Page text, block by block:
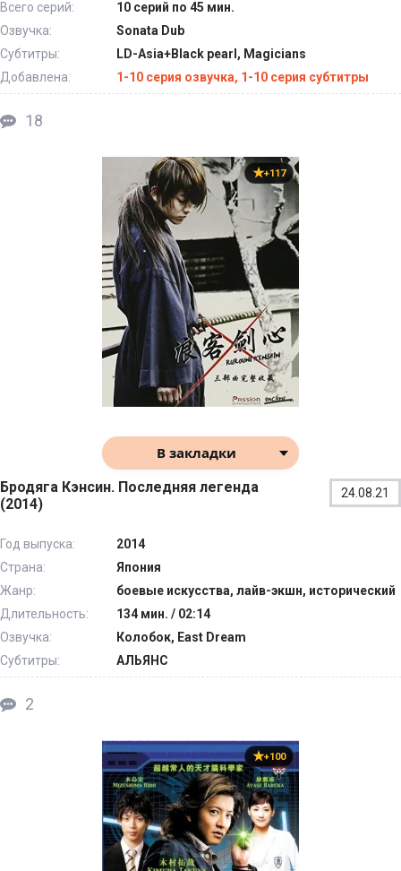
Всего серий:
10 серий по 45 мин.
Озвучка:
Sonata Dub
Субтитры:
LD-Asia+Black pearl, Magicians
Добавлена:
1-10 серия озвучка, 1-10 серия субтитры
18
+117
В закладки
Бродяга Кэнсин. Последняя легенда
(2014)
24.08.21
Год выпуска:
2014
Страна:
Япония
Жанр:
боевые искусства, лайв-экшн, исторический
Длительность:
134 мин. / 02:14
Озвучка:
Колобок, East Dream
Субтитры:
АЛЬЯНС
2
+100